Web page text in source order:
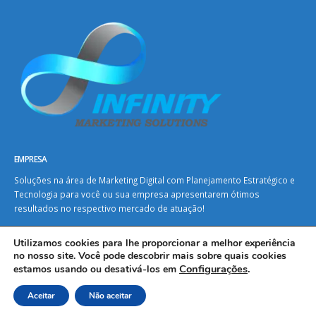
EMPRESA
Soluções na área de Marketing Digital com Planejamento Estratégico e
Tecnologia para você ou sua empresa apresentarem ótimos
resultados no respectivo mercado de atuação!
Todos os direitos reservados. Infinity Marketing
Utilizamos cookies para lhe proporcionar a melhor experiência
no nosso site. Você pode descobrir mais sobre quais cookies
estamos usando ou desativá-los em Configurações.
Aceitar Não aceitar